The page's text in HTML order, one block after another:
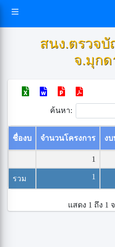
สนง.ตรวจ
จ.มุกด
ค้นหา:
ชื่องบ จำนวนโครงการ ง
1
รวม 1
แสดง 1 ถึง 1